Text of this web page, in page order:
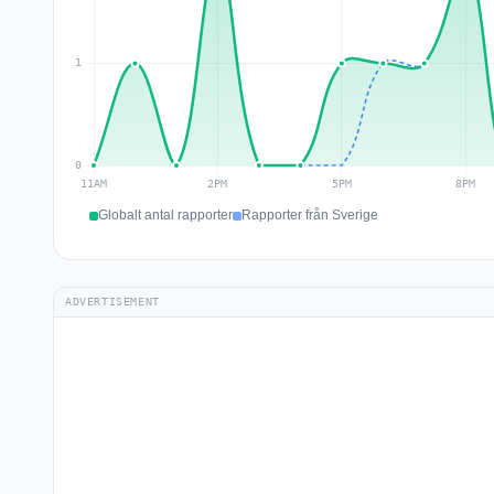
Globalt antal rapporter Rapporter från Sverige
ADVERTISEMENT